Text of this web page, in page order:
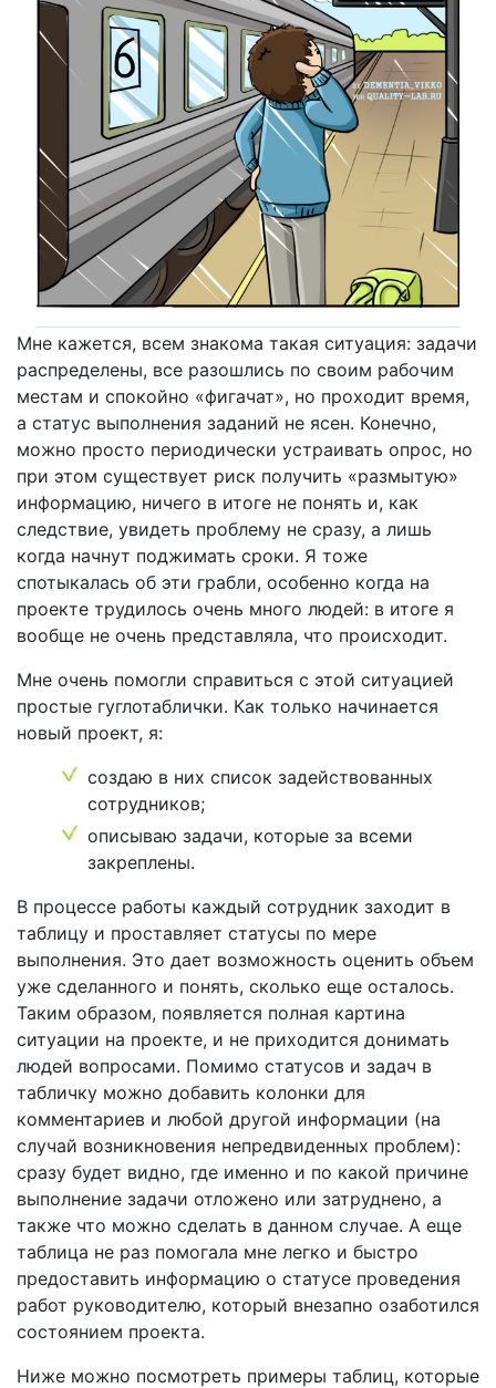
Мне кажется, всем знакома такая ситуация: задачи
распределены, все разошлись по своим рабочим
местам и спокойно «фигачат», но проходит время,
а статус выполнения заданий не ясен. Конечно,
можно просто периодически устраивать опрос, но
при этом существует риск получить «размытую»
информацию, ничего в итоге не понять и, как
следствие, увидеть проблему не сразу, а лишь
когда начнут поджимать сроки. Я тоже
спотыкалась об эти грабли, особенно когда на
проекте трудилось очень много людей: в итоге я
вообще не очень представляла, что происходит.
Мне очень помогли справиться с этой ситуацией
простые гуглотаблички. Как только начинается
новый проект, я:
создаю в них список задействованных
сотрудников;
описываю задачи, которые за всеми
закреплены.
В процессе работы каждый сотрудник заходит в
таблицу и проставляет статусы по мере
выполнения. Это дает возможность оценить объем
уже сделанного и понять, сколько еще осталось.
Таким образом, появляется полная картина
ситуации на проекте, и не приходится донимать
людей вопросами. Помимо статусов и задач в
табличку можно добавить колонки для
комментариев и любой другой информации (на
случай возникновения непредвиденных проблем):
сразу будет видно, где именно и по какой причине
выполнение задачи отложено или затруднено, а
также что можно сделать в данном случае. А еще
таблица не раз помогала мне легко и быстро
предоставить информацию о статусе проведения
работ руководителю, который внезапно озаботился
состоянием проекта.
Ниже можно посмотреть примеры таблиц, которые